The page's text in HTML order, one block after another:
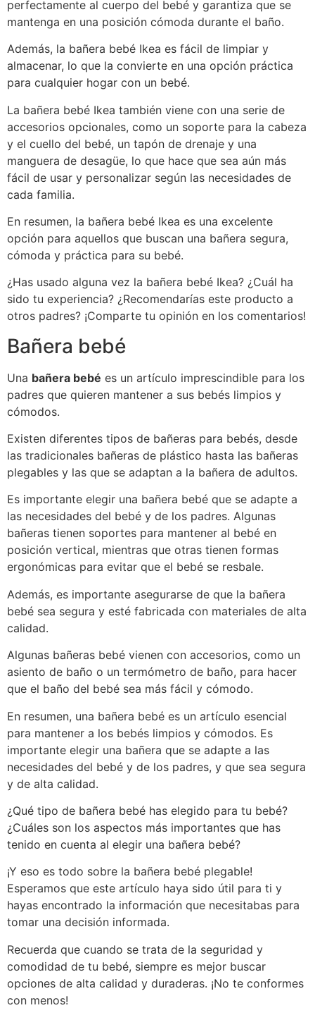
perfectamente al cuerpo del bebé y garantiza que se
mantenga en una posición cómoda durante el baño.
Además, la bañera bebé Ikea es fácil de limpiar y
almacenar, lo que la convierte en una opción práctica
para cualquier hogar con un bebé.
La bañera bebé Ikea también viene con una serie de
accesorios opcionales, como un soporte para la cabeza
y el cuello del bebé, un tapón de drenaje y una
manguera de desagüe, lo que hace que sea aún más
fácil de usar y personalizar según las necesidades de
cada familia.
En resumen, la bañera bebé Ikea es una excelente
opción para aquellos que buscan una bañera segura,
cómoda y práctica para su bebé.
¿Has usado alguna vez la bañera bebé Ikea? ¿Cuál ha
sido tu experiencia? ¿Recomendarías este producto a
otros padres? ¡Comparte tu opinión en los comentarios!
Bañera bebé
Una bañera bebé es un artículo imprescindible para los
padres que quieren mantener a sus bebés limpios y
cómodos.
Existen diferentes tipos de bañeras para bebés, desde
las tradicionales bañeras de plástico hasta las bañeras
plegables y las que se adaptan a la bañera de adultos.
Es importante elegir una bañera bebé que se adapte a
las necesidades del bebé y de los padres. Algunas
bañeras tienen soportes para mantener al bebé en
posición vertical, mientras que otras tienen formas
ergonómicas para evitar que el bebé se resbale.
Además, es importante asegurarse de que la bañera
bebé sea segura y esté fabricada con materiales de alta
calidad.
Algunas bañeras bebé vienen con accesorios, como un
asiento de baño o un termómetro de baño, para hacer
que el baño del bebé sea más fácil y cómodo.
En resumen, una bañera bebé es un artículo esencial
para mantener a los bebés limpios y cómodos. Es
importante elegir una bañera que se adapte a las
necesidades del bebé y de los padres, y que sea segura
y de alta calidad.
¿Qué tipo de bañera bebé has elegido para tu bebé?
¿Cuáles son los aspectos más importantes que has
tenido en cuenta al elegir una bañera bebé?
¡Y eso es todo sobre la bañera bebé plegable!
Esperamos que este artículo haya sido útil para ti y
hayas encontrado la información que necesitabas para
tomar una decisión informada.
Recuerda que cuando se trata de la seguridad y
comodidad de tu bebé, siempre es mejor buscar
opciones de alta calidad y duraderas. ¡No te conformes
con menos!